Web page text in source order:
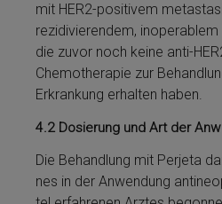
mit HER2-positivem
rezidivierendem,
die zuvor noch keine anti-
Chemotherapie zur
Er­krankung erhalten haben.
4.2 Dosierung und Art der
Die Be­handlung mit Perjeta­
nes in der Anwendung